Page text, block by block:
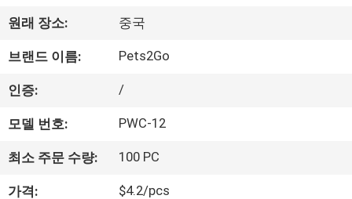
품
우
리
원래 장소: 중국
브랜드 이름: Pets2Go
인증: /
모델 번호: PWC-12
최소 주문 수량: 100 PC
가격: $4.2/pcs